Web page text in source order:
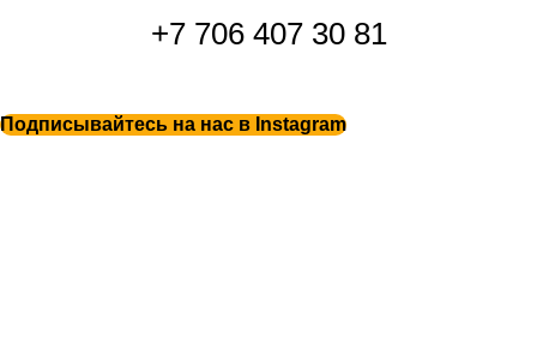
+7 706 407 30 81
Подписывайтесь на нас в Instagram